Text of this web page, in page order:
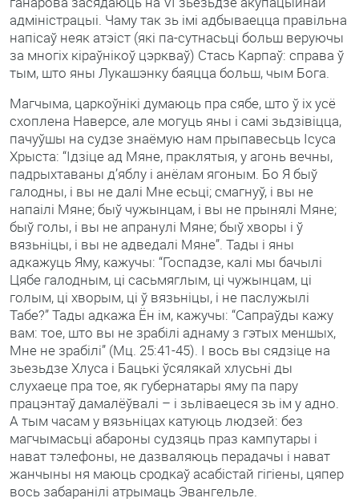
адміністрацыі. Чаму так зь імі адбываецца правільна
напісаў неяк атэіст (які па-сутнасьці больш веруючы
за многіх кіраўнікоў цэркваў) Стась Карпаў: справа ў
тым, што яны Лукашэнку баяцца больш, чым Бога.
Магчыма, царкоўнікі думаюць пра сябе, што ў іх усё
схоплена Наверсе, але могуць яны і самі зьдзівіцца,
пачуўшы на судзе знаёмую нам прыпавесьць Ісуса
Хрыста: “Ідзіце ад Мяне, праклятыя, у агонь вечны,
падрыхтаваны д’яблу і анёлам ягоным. Бо Я быў
галодны, і вы не далі Мне есьці; смагнуў, і вы не
напаілі Мяне; быў чужынцам, і вы не прынялі Мяне;
быў голы, і вы не апранулі Мяне; быў хворы і ў
вязьніцы, і вы не адведалі Мяне”. Тады і яны
адкажуць Яму, кажучы: “Госпадзе, калі мы бачылі
Цябе галодным, ці сасьмяглым, ці чужынцам, ці
голым, ці хворым, ці ў вязьніцы, і не паслужылі
Табе?” Тады адкажа Ён ім, кажучы: “Сапраўды кажу
вам: тое, што вы не зрабілі аднаму з гэтых меншых,
Мне не зрабілі” (Мц. 25:41-45). І вось вы сядзіце на
зьезьдзе Хлуса і Бацькі ўсялякай хлусьні ды
слухаеце пра тое, як губернатары яму па пару
працэнтаў дамалёўвалі – і зьліваецеся зь ім у адно.
А тым часам у вязьніцах катуюць людзей: без
магчымасьці абароны судзяць праз кампутары і
нават тэлефоны, не дазваляюць перадачы і нават
жанчыны ня маюць сродкаў асабістай гігіены, цяпер
вось забаранілі атрымаць Эвангельле.